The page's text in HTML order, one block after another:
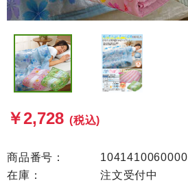
￥2,728 (税込)
商品番号：
1041410060000
在庫：
注文受付中